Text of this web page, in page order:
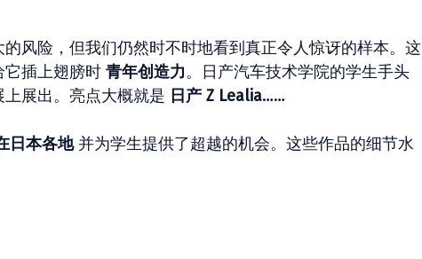
风险，但我们仍然时不时地看到真正令人惊讶的样本。这
插上翅膀时 青年创造力。日产汽车技术学院的学生手头
展出。亮点大概就是 日产 Z Lealia……
日本各地并为学生提供了超越的机会。这些作品的细节水